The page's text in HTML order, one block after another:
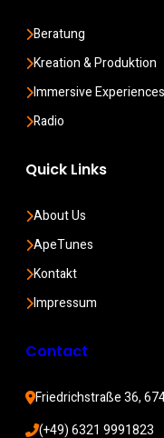
Beratung
Kreation & Produktion
Immersive Experiences
Radio
Quick Links
About Us
ApeTunes
Kontakt
Impressum
Contact
Friedrichstraße 36,
(+49) 6321 9991823